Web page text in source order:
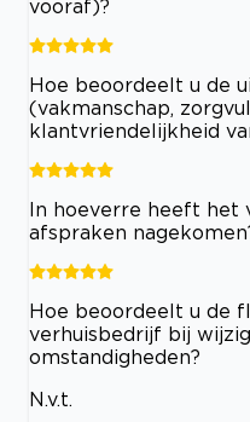
vooraf)?
Hoe beoordeelt u de
(vakmanschap,
klantvriendelijkheid
In hoeverre heeft het
afspraken
Hoe beoordeelt u de
verhuisbedrijf bij
omstandigheden?
N.v.t.